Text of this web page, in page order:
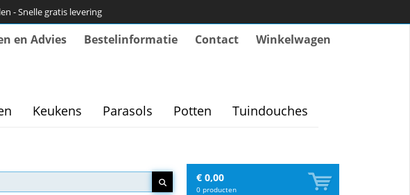
- Snelle gratis levering
en Advies Bestelinformatie Contact Winkelwagen
Keukens Parasols Potten Tuindouches
€ 0,00
0 producten